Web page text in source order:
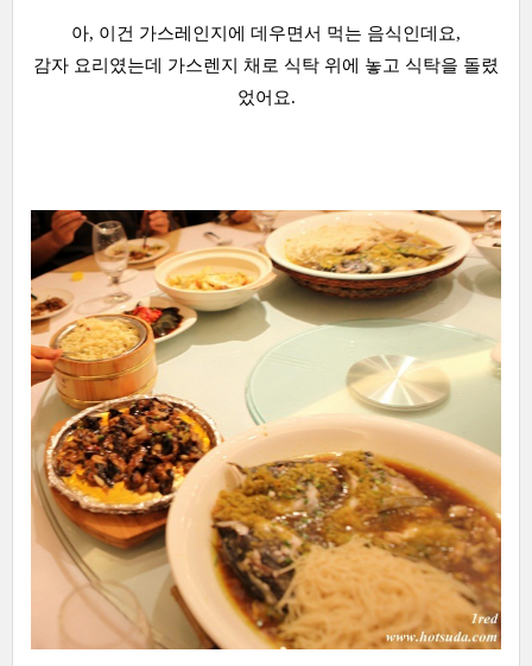
아, 이건 가스레인지에 데우면서 먹는 음식인데요,
감자 요리였는데 가스렌지 채로 식탁 위에 놓고 식탁을 돌렸
었어요.